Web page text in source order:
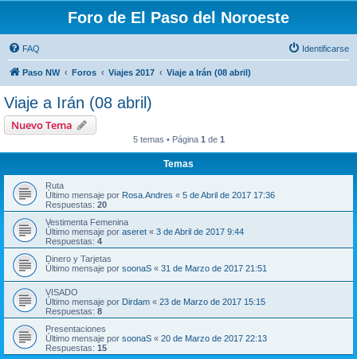
Foro de El Paso del Noroeste
FAQ Identificarse
Paso NW Foros Viajes 2017 Viaje a Irán (08 abril)
Viaje a Irán (08 abril)
Nuevo Tema
5 temas • Página 1 de 1
Temas
Ruta
Último mensaje por Rosa.Andres « 5 de Abril de 2017 17:36
Respuestas: 20
Vestimenta Femenina
Último mensaje por aseret « 3 de Abril de 2017 9:44
Respuestas: 4
Dinero y Tarjetas
Último mensaje por soonaS « 31 de Marzo de 2017 21:51
VISADO
Último mensaje por Dirdam « 23 de Marzo de 2017 15:15
Respuestas: 8
Presentaciones
Último mensaje por soonaS « 20 de Marzo de 2017 22:13
Respuestas: 15